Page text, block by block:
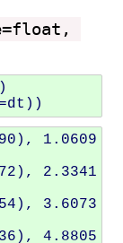
)
dt ))
1.0609